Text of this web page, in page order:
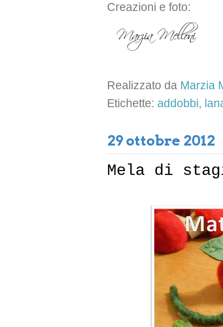
Creazioni e foto:
Realizzato da Marzia
Etichette: addobbi,
29 ottobre 2012
Mela di